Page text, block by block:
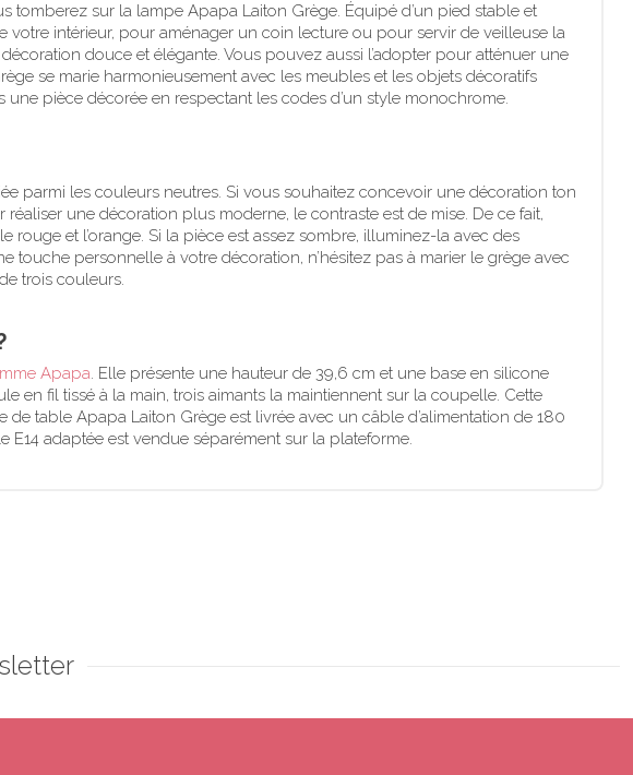
tomberez sur la lampe Apapa Laiton Grège. Équipé d’un pied stable et
intérieur, pour aménager un coin lecture ou pour servir de veilleuse la
douce et élégante. Vous pouvez aussi l’adopter pour atténuer une
se marie harmonieusement avec les meubles et les objets décoratifs
une pièce décorée en respectant les codes d’un style monochrome.
parmi les couleurs neutres. Si vous souhaitez concevoir une décoration ton
une décoration plus moderne, le contraste est de mise. De ce fait,
et l’orange. Si la pièce est assez sombre, illuminez-la avec des
personnelle à votre décoration, n’hésitez pas à marier le grège avec
trois couleurs.
Apapa. Elle présente une hauteur de 39,6 cm et une base en silicone
en fil tissé à la main, trois aimants la maintiennent sur la coupelle. Cette
table Apapa Laiton Grège est livrée avec un câble d’alimentation de 180
adaptée est vendue séparément sur la plateforme.